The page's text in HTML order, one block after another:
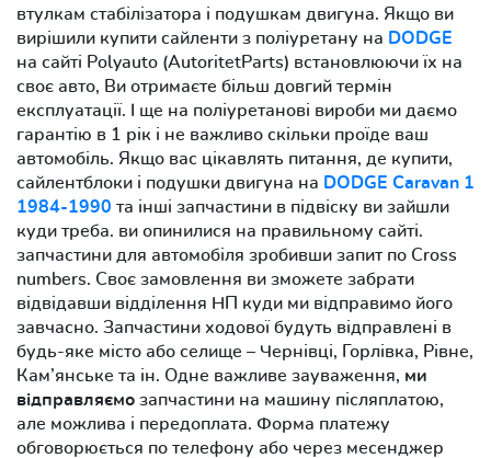
втулкам стабілізатора і подушкам двигуна. Якщо ви
вирішили купити сайленти з поліуретану на DODGE
на сайті Polyauto (AutoritetParts) встановлюючи їх на
своє авто, Ви отримаєте більш довгий термін
експлуатації. І ще на поліуретанові вироби ми даємо
гарантію в 1 рік і не важливо скільки проїде ваш
автомобіль. Якщо вас цікавлять питання, де купити,
сайлентблоки і подушки двигуна на DODGE Caravan 1
1984-1990 та інші запчастини в підвіску ви зайшли
куди треба. ви опинилися на правильному сайті.
запчастини для автомобіля зробивши запит по Cross
numbers. Своє замовлення ви зможете забрати
відвідавши відділення НП куди ми відправимо його
завчасно. Запчастини ходової будуть відправлені в
будь-яке місто або селище – Чернівці, Горлівка, Рівне,
Кам’янське та ін. Одне важливе зауваження, ми
відправляємо запчастини на машину післяплатою,
але можлива і передоплата. Форма платежу
обговорюється по телефону або через месенджер